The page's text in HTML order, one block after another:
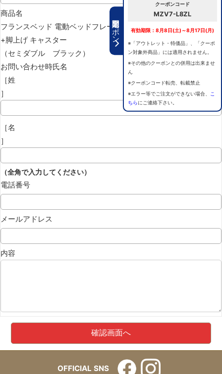
期間限定クーポン
クーポンコード
MZV7-L8ZL
有効期限：8月8日(土)～8月17日(月)
※「アウトレット・特価品」、「クーポ
ン対象外商品」には適用されません。
※その他のクーポンとの併用は出来ませ
ん
※クーポンコード転売、転載禁止
※エラー等でご注文ができない場合、
こ
ちらにご連絡下さい。
商品名
フランスベッド 電動ベッドフレーム グランサス GS-12F 背上げ
+脚上げ キャスター
（セミダブル ブラック）
お問い合わせ時氏名
［姓
］
［名
］
（全角で入力してください）
電話番号
メールアドレス
内容
OFFICIAL SNS